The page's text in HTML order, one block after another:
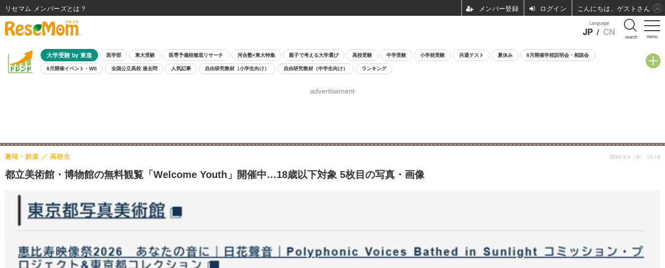
menu
Language
JP / CN search
大学受験 by 東進 医学部 東大受験 医専予備校徹底リサーチ 河合塾×東大特集 親子で考える大学選び 高校受験 中学受験 小学校受験 共通テスト 夏休み 8月開催学校説明会・相談会
8月開催イベント・WS 全国公立高校 過去問 人気記事 自由研究教材（小学生向け） 自由研究教材（中学生向け） ランキング
advertisement
都立美術館・博物館の無料観覧「Welcome Youth」開催中…18歳以下対象 5枚目の写真・画像
趣味・娯楽 高校生 2026.3.4（水） 15:15
リセマム メンバーズ ログイン こんにちは、ゲストさん